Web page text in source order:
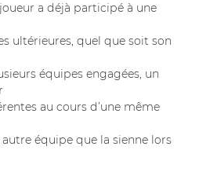
a déjà participé à une
ultérieures, quel que soit son
équipes engagées, un
au cours d’une même
équipe que la sienne lors